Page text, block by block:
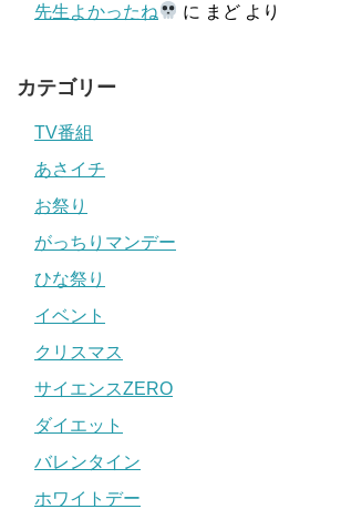
先生よかったね
に まど より
カテゴリー
TV番組
あさイチ
お祭り
がっちりマンデー
ひな祭り
イベント
クリスマス
サイエンスZERO
ダイエット
バレンタイン
ホワイトデー